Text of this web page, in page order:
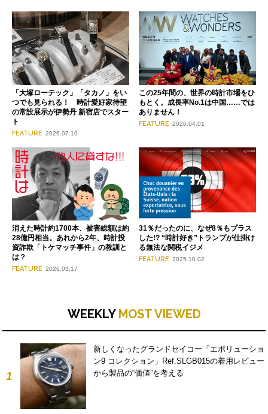
「大塚ローテック」「タカノ」をい
つでも見られる！ 時計愛好家待望
の常設展示が伊勢丹 新宿店でスター
ト
FEATURE 2026.07.10
この25年間の、世界の時計市場をひ
もとく。成長率No.1は中国……では
ありません！
FEATURE 2026.04.01
消えた時計約1700本、被害総額は約
28億円相当。あれから2年、時計投
資詐欺「トケマッチ事件」の教訓と
は？
FEATURE 2026.03.17
31％だったのに、なぜ8％もプラス
した!? “時計好き”トランプが仕掛け
る無法な関税イジメ
FEATURE 2025.10.02
WEEKLY MOST VIEWED
1
新しくなったグランドセイコー「エボリューショ
ン9 コレクション」Ref.SLGB015の着用レビュー
から製品の“価値”を考える